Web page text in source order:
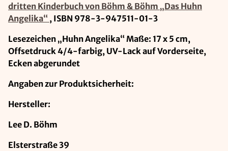
dritten Kinderbuch von Böhm & Böhm „Das Huhn
Angelika“ , ISBN 978-3-947511-01-3
Lesezeichen „Huhn Angelika“ Maße: 17 x 5 cm,
Offsetdruck 4/4-farbig, UV-Lack auf Vorderseite,
Ecken abgerundet
Angaben zur Produktsicherheit:
Hersteller:
Lee D. Böhm
Elsterstraße 39